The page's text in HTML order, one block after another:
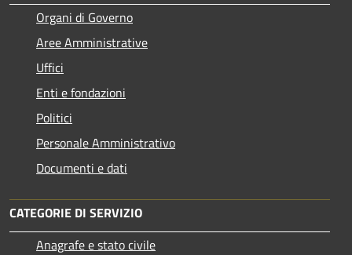
Organi di Governo
Aree Amministrative
Uffici
Enti e fondazioni
Politici
Personale Amministrativo
Documenti e dati
CATEGORIE DI SERVIZIO
Anagrafe e stato civile